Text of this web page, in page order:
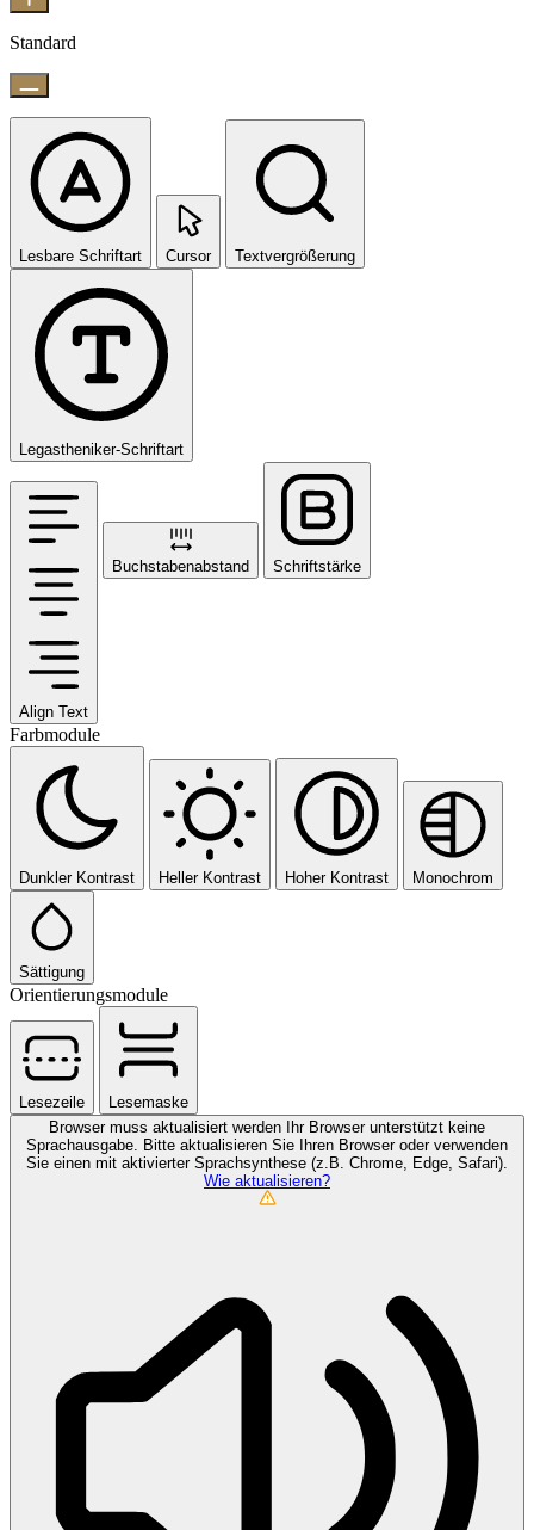
Standard
Lesbare Schriftart Cursor Textvergrößerung
Legastheniker-Schriftart
Align Text
Buchstabenabstand Schriftstärke
Farbmodule
Dunkler Kontrast Heller Kontrast Hoher Kontrast Monochrom
Sättigung
Orientierungsmodule
Lesezeile
Lesemaske
Browser muss aktualisiert werden
Ihr Browser unterstützt keine
Sprachausgabe. Bitte aktualisieren Sie Ihren Browser oder verwenden
Sie einen mit aktivierter Sprachsynthese (z.B. Chrome, Edge, Safari).
Wie aktualisieren?